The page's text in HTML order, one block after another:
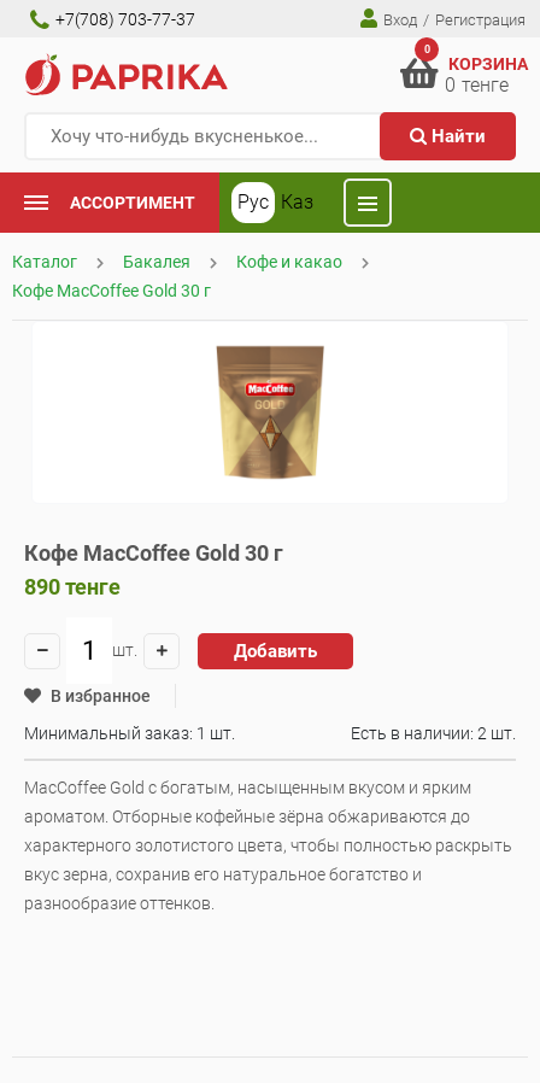
+7(708) 703-77-37 Вход / Регистрация
Найти
0
КОРЗИНА
0 тенге
АССОРТИМЕНТ Рус Каз
Каталог Бакалея
Кофе и какао
Кофе MacCoffee Gold 30 г
Кофе MacCoffee Gold 30 г
890тенге
шт. Добавить
В избранное
Минимальный заказ: 1 шт.
Есть в наличии: 2 шт.
MacCoffee Gold с богатым, насыщенным вкусом и ярким
ароматом. Отборные кофейные зёрна обжариваются до
характерного золотистого цвета, чтобы полностью раскрыть
вкус зерна, сохранив его натуральное богатство и
разнообразие оттенков.